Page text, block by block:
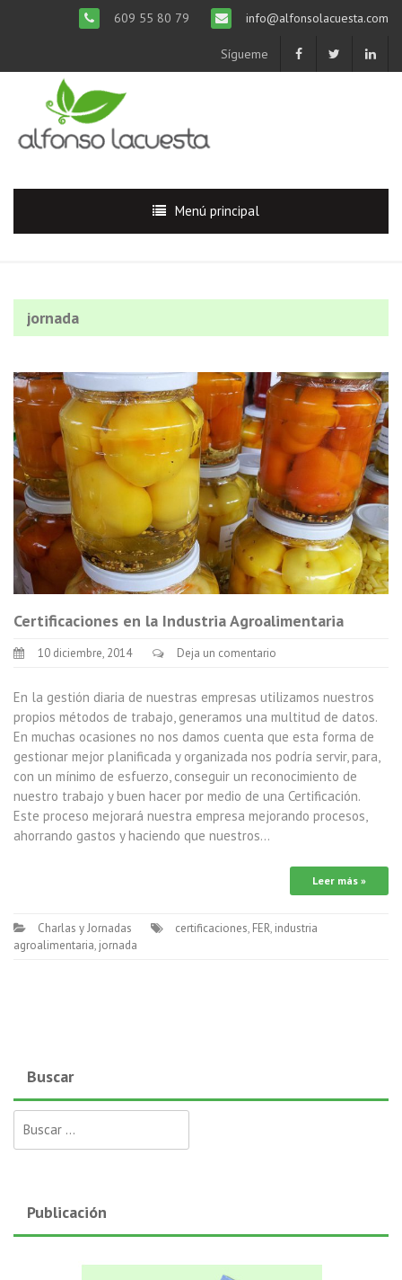
609 55 80 79 info@alfonsolacuesta.com
Sígueme
Menú principal
jornada
Certificaciones en la Industria Agroalimentaria
10 diciembre, 2014 Deja un comentario
En la gestión diaria de nuestras empresas utilizamos nuestros
propios métodos de trabajo, generamos una multitud de datos.
En muchas ocasiones no nos damos cuenta que esta forma de
gestionar mejor planificada y organizada nos podría servir, para,
con un mínimo de esfuerzo, conseguir un reconocimiento de
nuestro trabajo y buen hacer por medio de una Certificación.
Este proceso mejorará nuestra empresa mejorando procesos,
ahorrando gastos y haciendo que nuestros…
Leer más »
Charlas y Jornadas certificaciones, FER, industria
agroalimentaria, jornada
Buscar
Publicación